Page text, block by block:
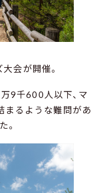
会が開催。
9千600人以下、マ
まるような難問があ
。